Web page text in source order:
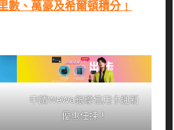
數、萬豪及希爾頓積分﹗
申請WeWa銀聯信用卡迎新
優惠任揀！